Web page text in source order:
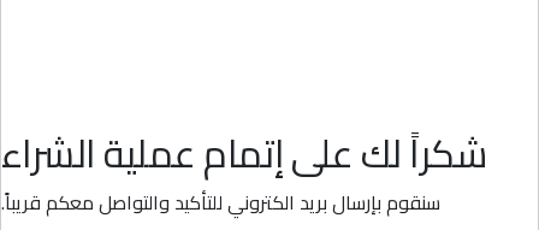
شكراً لك على إتمام عملية الشراء
سنقوم بإرسال بريد الكتروني للتأكيد والتواصل معكم قريباً.